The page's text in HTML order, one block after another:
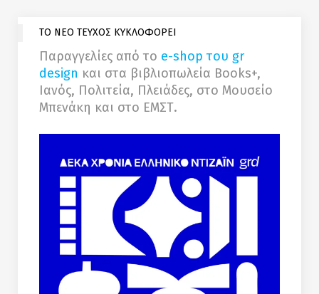
ΤΟ ΝΕΟ ΤΕΥΧΟΣ ΚΥΚΛΟΦΟΡΕΙ
Παραγγελίες από το e-shop του gr
design και στα βιβλιοπωλεία Books+,
Ιανός, Πολιτεία, Πλειάδες, στο Μουσείο
Μπενάκη και στο ΕΜΣΤ.